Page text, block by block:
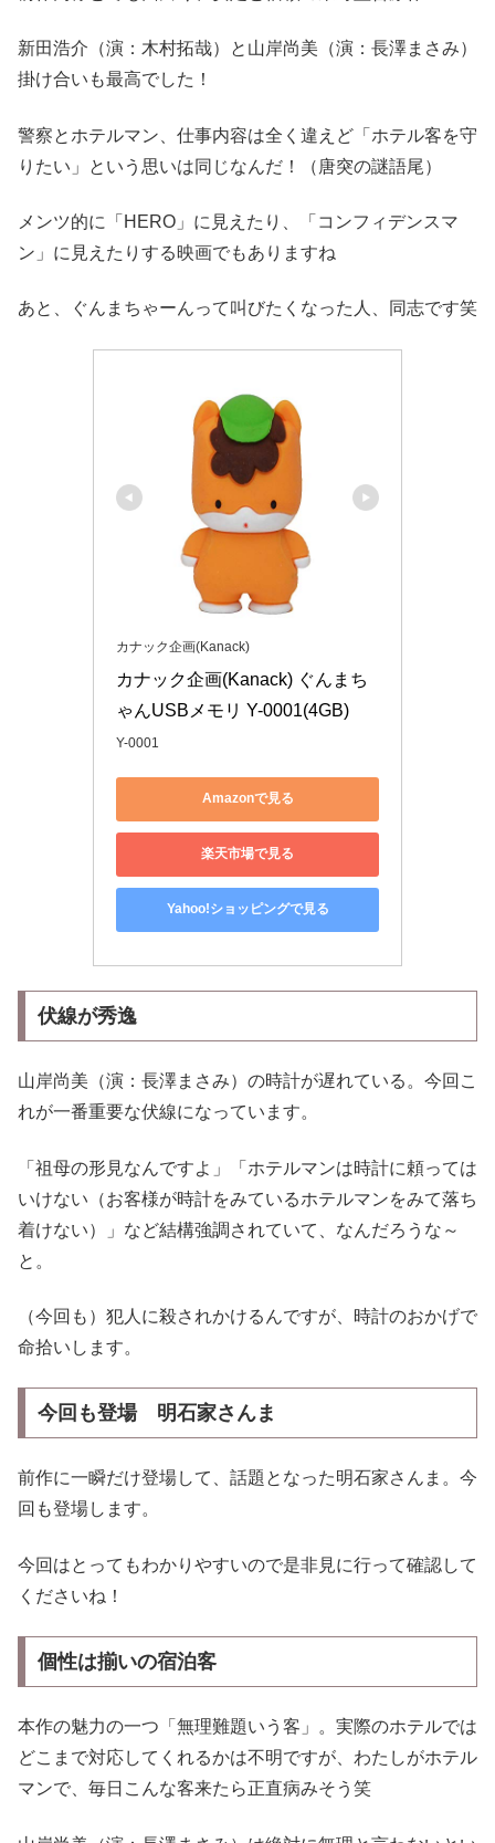
新田浩介（演：木村拓哉）と山岸尚美（演：長澤まさみ）
掛け合いも最高でした！
警察とホテルマン、仕事内容は全く違えど「ホテル客を守
りたい」という思いは同じなんだ！（唐突の謎語尾）
メンツ的に「HERO」に見えたり、「コンフィデンスマ
ン」に見えたりする映画でもありますね
あと、ぐんまちゃーんって叫びたくなった人、同志です笑
カナック企画(Kanack)
カナック企画(Kanack) ぐんまち
ゃんUSBメモリ Y-0001(4GB)
Y-0001
Amazonで見る
楽天市場で見る
Yahoo!ショッピングで見る
伏線が秀逸
山岸尚美（演：長澤まさみ）の時計が遅れている。今回こ
れが一番重要な伏線になっています。
「祖母の形見なんですよ」「ホテルマンは時計に頼っては
いけない（お客様が時計をみているホテルマンをみて落ち
着けない）」など結構強調されていて、なんだろうな～
と。
（今回も）犯人に殺されかけるんですが、時計のおかげで
命拾いします。
今回も登場 明石家さんま
前作に一瞬だけ登場して、話題となった明石家さんま。今
回も登場します。
今回はとってもわかりやすいので是非見に行って確認して
くださいね！
個性は揃いの宿泊客
本作の魅力の一つ「無理難題いう客」。実際のホテルでは
どこまで対応してくれるかは不明ですが、わたしがホテル
マンで、毎日こんな客来たら正直病みそう笑